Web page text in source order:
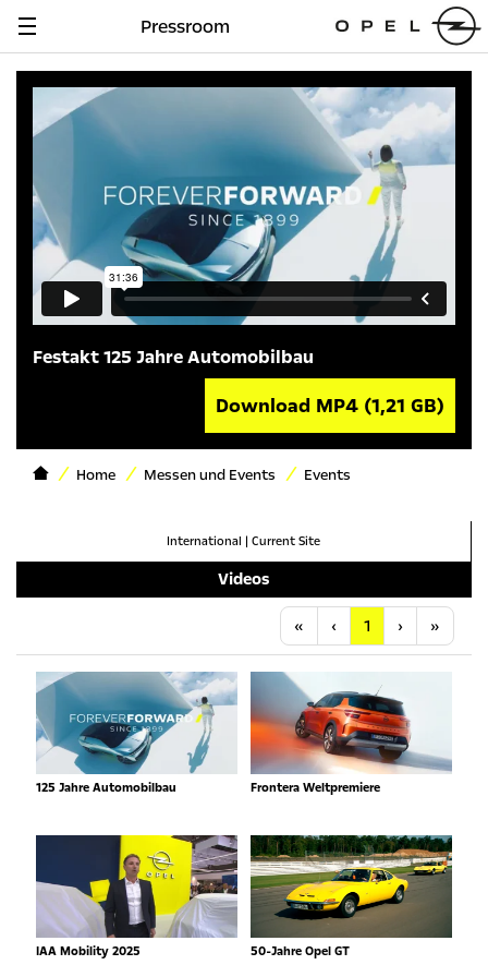
Navigation
Pressroom
Festakt 125 Jahre Automobilbau
Download MP4 (1,21 GB)
Home Messen und Events Events
International | Current Site
Videos
« Anfang
‹ Vorherige
1 ›Nächste
»
125 Jahre Automobilbau Frontera Weltpremiere
IAA Mobility 2025 50-Jahre Opel GT